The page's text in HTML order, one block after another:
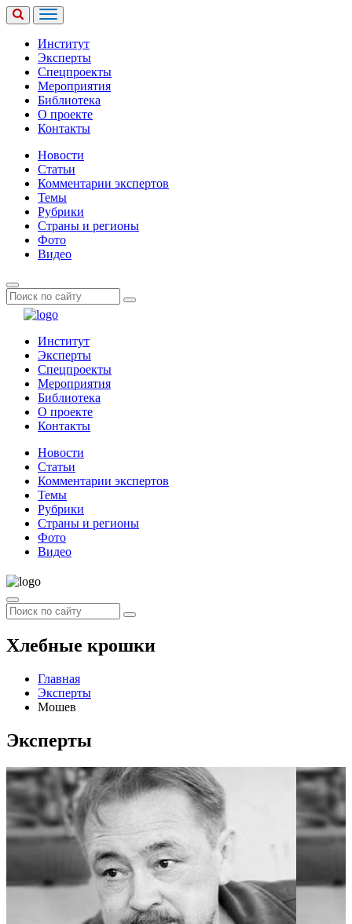
Институт
Эксперты
Спецпроекты
Мероприятия
Библиотека
О проекте
Контакты
Новости
Статьи
Комментарии экспертов
Темы
Рубрики
Страны и регионы
Фото
Видео
Институт
Эксперты
Спецпроекты
Мероприятия
Библиотека
О проекте
Контакты
Новости
Статьи
Комментарии экспертов
Темы
Рубрики
Страны и регионы
Фото
Видео
Хлебные крошки
Главная
Эксперты
Мошев
Эксперты